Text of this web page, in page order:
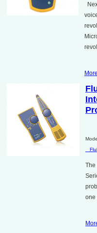
The
one